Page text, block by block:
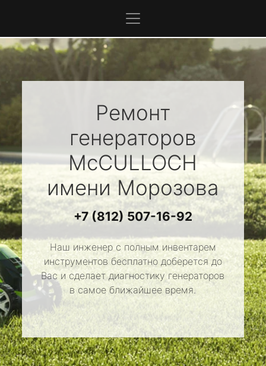
Ремонт
генераторов
McCULLOCH
имени Морозова
+7 (812) 507-16-92
Наш инженер с полным инвентарем
инструментов бесплатно доберется до
Вас и сделает диагностику генераторов
в самое ближайшее время.